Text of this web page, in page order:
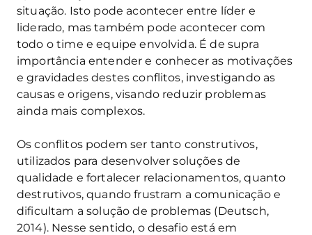
situação. Isto pode acontecer entre líder e
liderado, mas também pode acontecer com
todo o time e equipe envolvida. É de supra
importância entender e conhecer as motivações
e gravidades destes conflitos, investigando as
causas e origens, visando reduzir problemas
ainda mais complexos.
Os conflitos podem ser tanto construtivos,
utilizados para desenvolver soluções de
qualidade e fortalecer relacionamentos, quanto
destrutivos, quando frustram a comunicação e
dificultam a solução de problemas (Deutsch,
2014). Nesse sentido, o desafio está em